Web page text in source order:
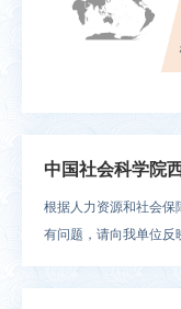
中国社会科学院
根据人力资源和社会保
有问题，请向我单位反